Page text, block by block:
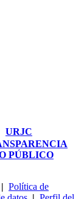
URJC
PÚBLICO
| Política de